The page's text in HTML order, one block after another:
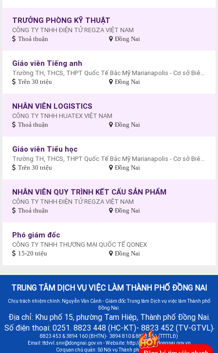
TRƯỞNG PHÒNG KỸ THUẬT
CÔNG TY TNHH ĐIỆN TỬ REGZA VIỆT NAM
Thoả thuận Đồng Nai
Giáo viên Tiếng anh
Trường TH, THCS, THPT Quốc Tế Bắc Mỹ Marianapolis - Cơ sở Biên Hòa
Trên 30 triệu Đồng Nai
NHÂN VIÊN LOGISTICS
CÔNG TY TNHH HUATEX VIỆT NAM
Thoả thuận Đồng Nai
Giáo viên Tiểu học
Trường TH, THCS, THPT Quốc Tế Bắc Mỹ Marianapolis - Cơ sở Biên Hòa
Trên 30 triệu Đồng Nai
NHÂN VIÊN QUY TRÌNH KẾT CẤU SẢN PHẨM
CÔNG TY TNHH ĐIỆN TỬ REGZA VIỆT NAM
Thoả thuận Đồng Nai
Phó giám đốc
CÔNG TY TNHH THƯƠNG MẠI QUỐC TẾ QONEX
15-20 triệu Đồng Nai
TRUNG TÂM DỊCH VỤ VIỆC LÀM THÀNH PHỐ ĐỒNG NAI
Chịu trách nhiệm chính: Nguyễn Văn Cảnh - Giám đốc Trung tâm Dịch vụ việc làm Thành phố
Đồng Nai.
Địa chỉ: Khu phố 15, phường Tam Hiệp, Thành phố Đồng Nai.
Số điện thoại: 0251. 8823 448 (HC-KT)- 8823 452 (TV-GTVL)-
8823 453 & 3894 160 (BHTN)- 3894 810 & 8823 451 (TTTTLĐ)
Email:ttdvvl.snv@dongnai.gov.vn - Website: http://vieclamdongnai.gov.vn
Cơ quan chủ quản: Sở Nội vụ Thành phố Đồng Nai